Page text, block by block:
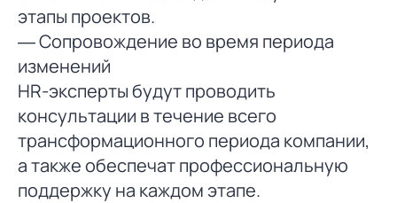
этапы проектов.
— Сопровождение во время периода
изменений
HR-эксперты будут проводить
консультации в течение всего
трансформационного периода компании,
а также обеспечат профессиональную
поддержку на каждом этапе.